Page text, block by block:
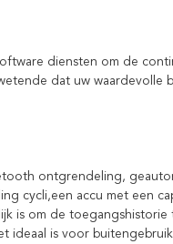
diensten om de
dat uw waardevolle
ontgrendeling,
cycli,een accu met een
is om de
ideaal is voor